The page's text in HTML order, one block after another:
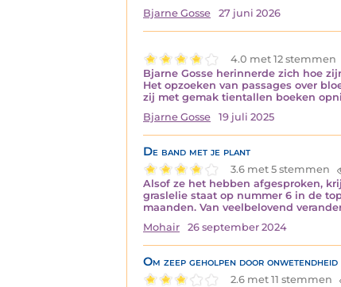
Bjarne Gosse
27 juni 2026
4.0 met 12 stemmen
Bjarne Gosse herinnerde zich hoe
Het opzoeken van passages over
zij met gemak tientallen boeken
Bjarne Gosse
19 juli 2025
De band met je plant
3.6 met 5 stemmen
Alsof ze het hebben afgesproken,
graslelie staat op nummer 6 in de
maanden. Van veelbelovend
Mohair
26 september 2024
Om zeep geholpen door onwetendheid
2.6 met 11 stemmen